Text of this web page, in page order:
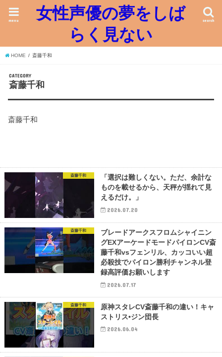
女性声優の夢をしば
らく見ない
search
menu
HOME 斎藤千和
CATEGORY
斎藤千和
斎藤千和
斎藤千和
「選択は難しくない。ただ、余計な
ものを載せるから、天秤が揺れて見
えるだけ。」
2026.07.20
斎藤千和
ブレードアークスフロムシャイニン
グEXアーケードモードパイロンCV斎
藤千和vsフェンリル、カッコいい超
必殺技でパイロン勝利チャンネル登
録高評価お願いします
2026.07.17
斎藤千和
原神スタレCV斎藤千和の違い！キャ
ストリス•ジン団長
2026.06.04